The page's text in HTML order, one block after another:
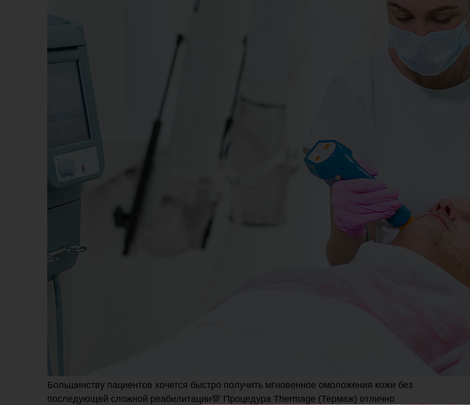
Большинству пациентов хочется быстро получить мгновенное омоложения кожи без
последующей сложной реабилитации💯 Процедура Thermage (Термаж) отлично